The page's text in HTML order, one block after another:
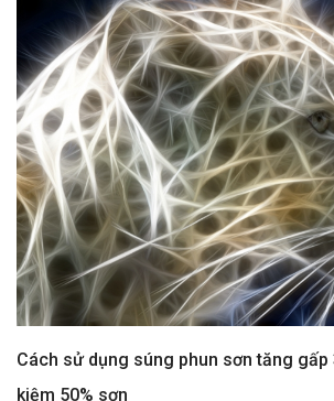
Cách sử dụng súng phun sơn tăng gấp
kiệm 50% sơn